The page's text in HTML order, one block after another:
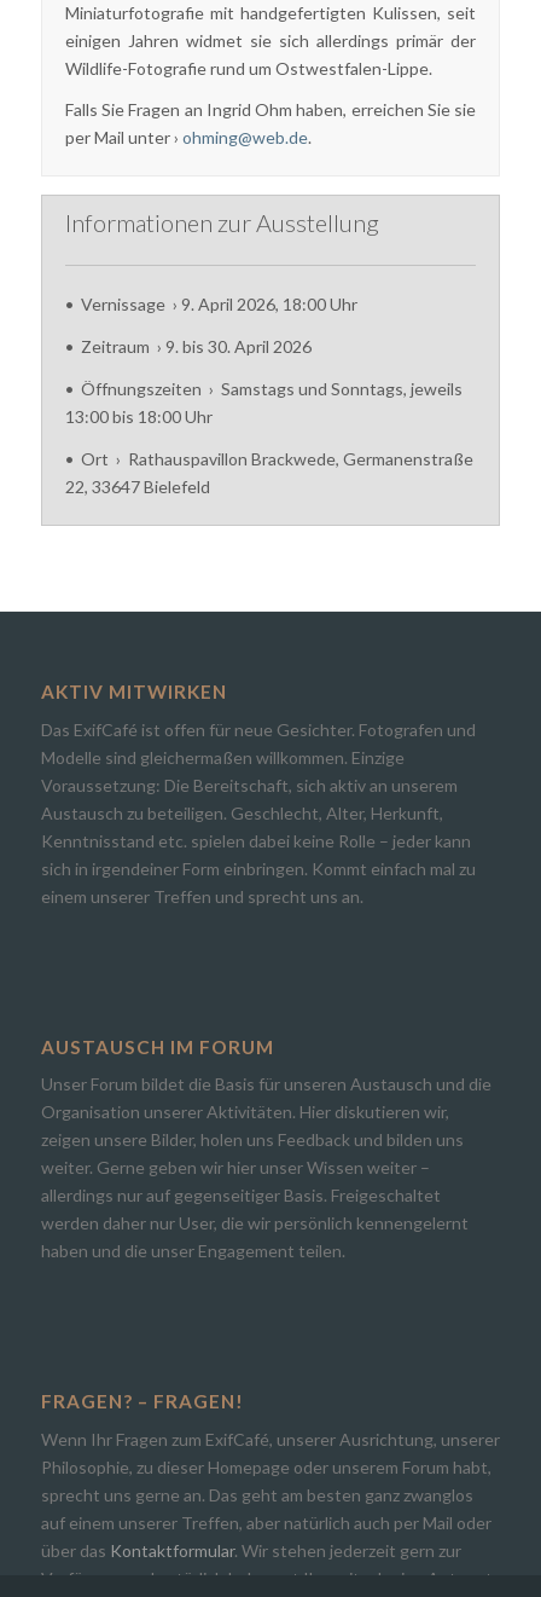
Miniaturfotografie mit handgefertigten Kulissen, seit
einigen Jahren widmet sie sich allerdings primär der
Wildlife-Fotografie rund um Ostwestfalen-Lippe.
Falls Sie Fragen an Ingrid Ohm haben, erreichen Sie sie
per Mail unter › ohming@web.de.
Informationen zur Ausstellung
• Vernissage › 9. April 2026, 18:00 Uhr
• Zeitraum › 9. bis 30. April 2026
• Öffnungszeiten › Samstags und Sonntags, jeweils
13:00 bis 18:00 Uhr
• Ort › Rathauspavillon Brackwede, Germanenstraße
22, 33647 Bielefeld
AKTIV MITWIRKEN
Das ExifCafé ist offen für neue Gesichter. Fotografen und
Modelle sind gleichermaßen willkommen. Einzige
Voraussetzung: Die Bereitschaft, sich aktiv an unserem
Austausch zu beteiligen. Geschlecht, Alter, Herkunft,
Kenntnisstand etc. spielen dabei keine Rolle – jeder kann
sich in irgendeiner Form einbringen. Kommt einfach mal zu
einem unserer Treffen und sprecht uns an.
AUSTAUSCH IM FORUM
Unser Forum bildet die Basis für unseren Austausch und die
Organisation unserer Aktivitäten. Hier diskutieren wir,
zeigen unsere Bilder, holen uns Feedback und bilden uns
weiter. Gerne geben wir hier unser Wissen weiter –
allerdings nur auf gegenseitiger Basis. Freigeschaltet
werden daher nur User, die wir persönlich kennengelernt
haben und die unser Engagement teilen.
FRAGEN? – FRAGEN!
Wenn Ihr Fragen zum ExifCafé, unserer Ausrichtung, unserer
Philosophie, zu dieser Homepage oder unserem Forum habt,
sprecht uns gerne an. Das geht am besten ganz zwanglos
auf einem unserer Treffen, aber natürlich auch per Mail oder
über das Kontaktformular. Wir stehen jederzeit gern zur
Verfügung und natürlich bekommt Ihr zeitnah eine Antwort.